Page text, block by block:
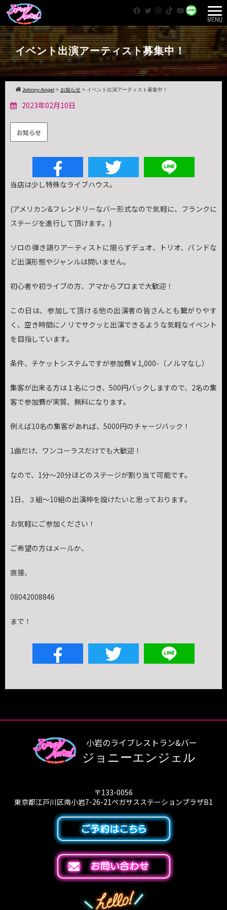
Facebook
Twitter
Instagram
TikTok
YouTube
WhatsApp
イベント出演アーティスト募集中！
Johnny Angel > お知らせ > イベント出演アーティスト募集中！
2023年02月10日
お知らせ
当店は少し特殊なライブハウス。
(アメリカン&フレンドリーなバー形式なので気軽に、フランクに
ステージを進行して頂けます。)
ソロの弾き語りアーティストに限らずデュオ、トリオ、バンドな
ど出演形態やジャンルは問いません。
初心者や初ライブの方、アマからプロまで大歓迎！
この日は、参加して頂ける他の出演者の皆さんとも繋がりやす
く、空き時間にノリでサクッと出演できるような気軽なイベント
を目指しています。
条件、チケットシステムですが参加費￥1,000-（ノルマなし）
集客が出来る方は１名につき、500円バックしますので、2名の集
客で参加費が実質、無料になります。
例えば10名の集客があれば、5000円のチャージバック！
1曲だけ、ワンコーラスだけでも大歓迎！
なので、1分〜20分ほどのステージが割り当て可能です。
1日、３組〜10組の出演枠を設けたいと思っております。
お気軽にご参加ください！
ご希望の方はメールか、
直接、
08042008846
まで！
小岩のライブレストラン&バー
ジョニーエンジェル
〒133-0056
東京都江戸川区南小岩7-26-21ペガサスステーションプラザB1